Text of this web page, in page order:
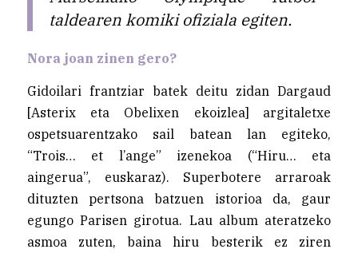
taldearen komiki ofiziala egiten.
Nora joan zinen gero?
Gidoilari frantziar batek deitu zidan Dargaud
[Asterix eta Obelixen ekoizlea] argitaletxe
ospetsuarentzako sail batean lan egiteko,
“Trois… et l’ange” izenekoa (“Hiru… eta
aingerua”, euskaraz). Superbotere arraroak
dituzten pertsona batzuen istorioa da, gaur
egungo Parisen girotua. Lau album ateratzeko
asmoa zuten, baina hiru besterik ez ziren